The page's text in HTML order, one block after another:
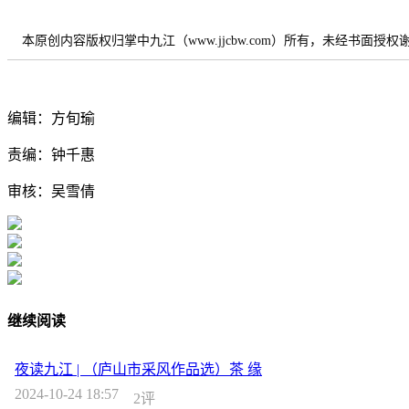
本原创内容版权归掌中九江（www.jjcbw.com）所有，未经书面授权
编辑：方旬瑜
责编：钟千惠
审核：吴雪倩
继续阅读
夜读九江 | （庐山市采风作品选）茶 缘
2024-10-24 18:57
2评